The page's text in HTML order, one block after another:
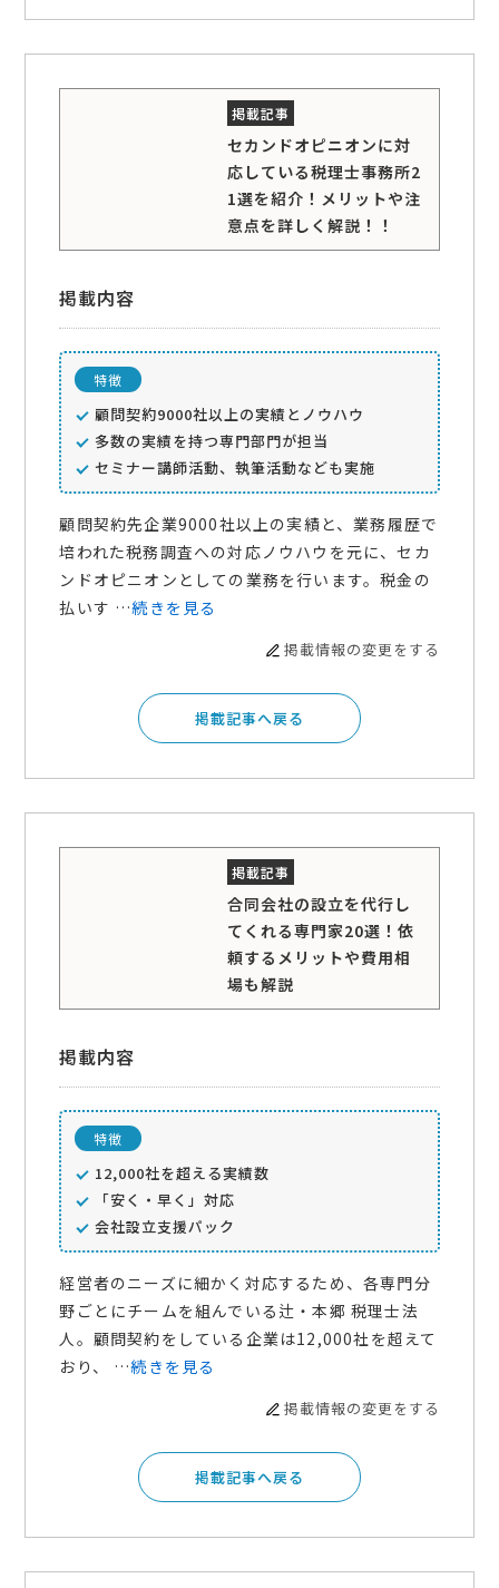
セカンドオピニオンに対
応している税理士事務所2
1選を紹介！メリットや注
意点を詳しく解説！！
掲載内容
特徴
顧問契約9000社以上の実績とノウハウ
多数の実績を持つ専門部門が担当
セミナー講師活動、執筆活動なども実施
顧問契約先企業9000社以上の実績と、業務履歴で
培われた税務調査への対応ノウハウを元に、セカ
ンドオピニオンとしての業務を行います。税金の
払いす …続きを見る
掲載情報の変更をする
掲載記事へ戻る
合同会社の設立を代行し
てくれる専門家20選！依
頼するメリットや費用相
場も解説
掲載内容
特徴
12,000社を超える実績数
「安く・早く」対応
会社設立支援パック
経営者のニーズに細かく対応するため、各専門分
野ごとにチームを組んでいる辻・本郷 税理士法
人。顧問契約をしている企業は12,000社を超えて
おり、 …続きを見る
掲載情報の変更をする
掲載記事へ戻る